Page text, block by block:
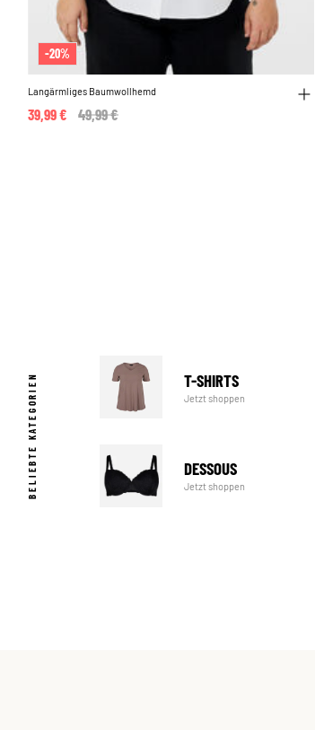
-20%
Langärmliges Baumwollhemd
Price reduced from
49,99 €
39,99 €
BELIEBTE KATEGORIEN T-SHIRTS
Jetzt shoppen
DESSOUS
Jetzt shoppen